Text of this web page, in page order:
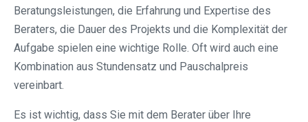
Beratungsleistungen, die Erfahrung und Expertise des
Beraters, die Dauer des Projekts und die Komplexität der
Aufgabe spielen eine wichtige Rolle. Oft wird auch eine
Kombination aus Stundensatz und Pauschalpreis
vereinbart.
Es ist wichtig, dass Sie mit dem Berater über Ihre